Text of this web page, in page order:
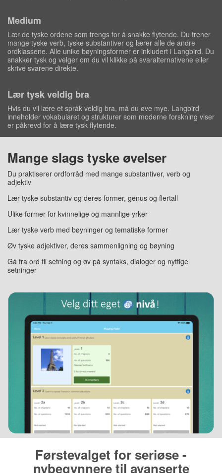
Medium
Lær de tyske ordene som trengs for å snakke flytende. Du trener
mange tyske verb, tyske substantiver og lærer alle de andre
ordklassene. Alle unike bøyningsformer er inkludert i Langbird. Du
snakker tysk og velger om du vil klikke på svaralternativene eller
skrive svarene direkte.
Lær tysk veldig bra
Hvis du vil lære et språk veldig bra, må du øve mye. Langbird
inneholder vokabularet og strukturer som moderne forskning viser
er påkrevd for å lære tysk flytende.
Mange slags tyske øvelser
Du praktiserer ordforråd med mange substantiver, verb og
adjektiv
Lær tyske substantiv og deres former, genus og flertall
Ulike former for kvinnelige og mannlige yrker
Lær tyske verb med bøyninger og tematiske former
Øv tyske adjektiver, deres sammenligning og bøyning
Gå fra ord til setning og øv på syntaks, dialoger og nyttige
setninger
Førstevalget for seriøse -
nybegynnere til avanserte